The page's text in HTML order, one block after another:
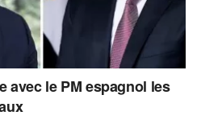
avec le PM espagnol les